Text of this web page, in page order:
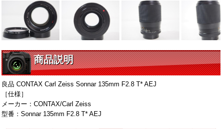
商品説明
良品 CONTAX Carl Zeiss Sonnar 135mm F2.8 T* AEJ
［仕様］
メーカー：CONTAX/Carl Zeiss
型番：Sonnar 135mm F2.8 T* AEJ